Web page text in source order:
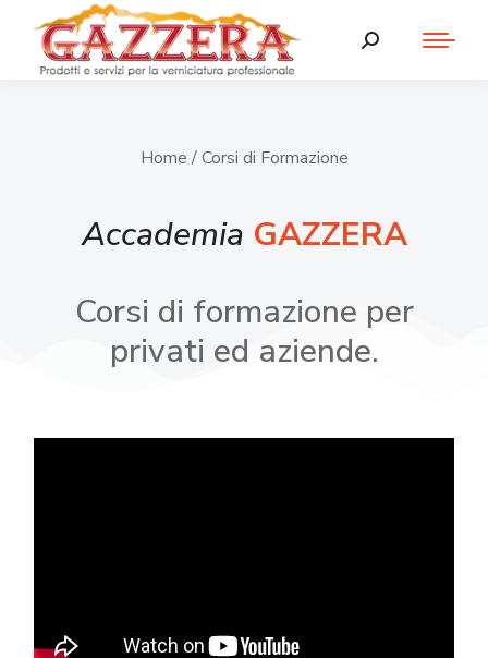
Home / Corsi di Formazione
Accademia GAZZERA
Corsi di formazione per
privati ed aziende.